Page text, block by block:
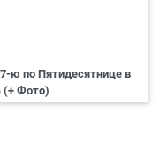
ю по Пятидесятнице в
(+ Фото)